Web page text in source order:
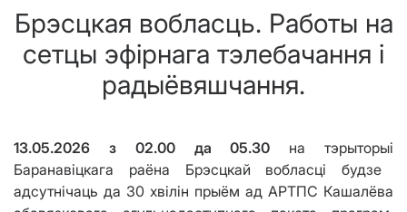
Брэсцкая вобласць. Работы на
сетцы эфірнага тэлебачання і
радыёвяшчання.
13.05.2026 з 02.00 да 05.30 на тэрыторыi
Баранавіцкага раёна Брэсцкай вобласці будзе
адсутнічаць да 30 хвiлiн прыём ад АРТПС Кашалёва